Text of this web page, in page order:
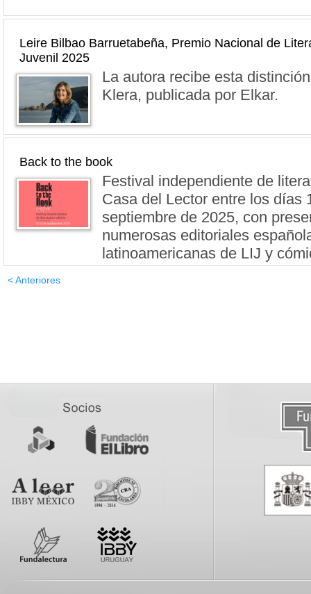
Leire Bilbao Barruetabeña, Premio Nacional de
Juvenil 2025
La autora recibe esta
Klera, publicada por Elkar.
Back to the book
Festival independiente de
Casa del Lector entre los días
septiembre de 2025, con
numerosas editoriales
latinoamericanas de LIJ y
< Anteriores